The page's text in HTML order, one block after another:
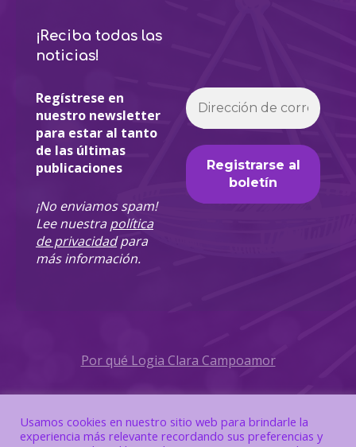
¡Reciba todas las
noticias!
Regístrese en
nuestro newsletter
para estar al tanto
de las últimas
publicaciones
¡No enviamos spam!
Lee nuestrapolítica
de privacidadpara
más información.
Por qué Logia Clara Campoamor
Política de Privacidad
Política de Cookies
Usamos cookies en nuestro sitio web para brindarle la
experiencia más relevante recordando sus preferencias y